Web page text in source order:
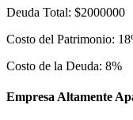
Deuda Total: $2000000
Costo del Patrimonio: 18
Costo de la Deuda: 8%
Empresa Altamente